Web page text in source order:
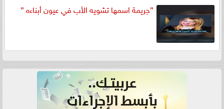
”جريمة اسمها تشويه الأب في عيون أبناءه ”